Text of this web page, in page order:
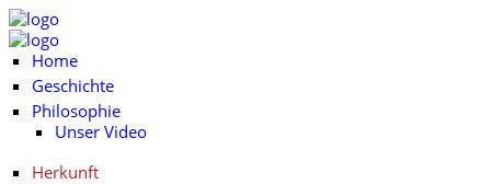
Home
Geschichte
Philosophie
Unser Video
Herkunft